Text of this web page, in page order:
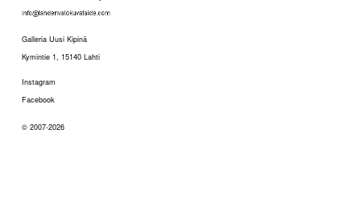
Galleria Uusi Kipinä
Kymintie 1, 15140 Lahti
Instagram
Facebook
© 2007-2026